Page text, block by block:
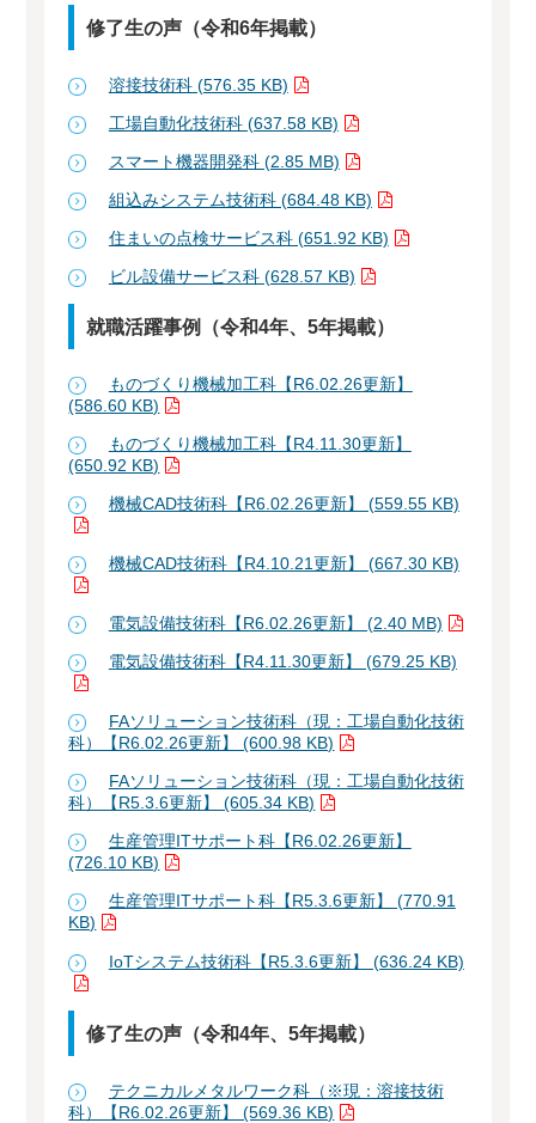
修了生の声（令和6年掲載）
溶接技術科 (576.35 KB)
工場自動化技術科 (637.58 KB)
スマート機器開発科 (2.85 MB)
組込みシステム技術科 (684.48 KB)
住まいの点検サービス科 (651.92 KB)
ビル設備サービス科 (628.57 KB)
就職活躍事例（令和4年、5年掲載）
ものづくり機械加工科【R6.02.26更新】
(586.60 KB)
ものづくり機械加工科【R4.11.30更新】
(650.92 KB)
機械CAD技術科【R6.02.26更新】 (559.55 KB)
機械CAD技術科【R4.10.21更新】 (667.30 KB)
電気設備技術科【R6.02.26更新】 (2.40 MB)
電気設備技術科【R4.11.30更新】 (679.25 KB)
FAソリューション技術科（現：工場自動化技術
科）【R6.02.26更新】 (600.98 KB)
FAソリューション技術科（現：工場自動化技術
科）【R5.3.6更新】 (605.34 KB)
生産管理ITサポート科【R6.02.26更新】
(726.10 KB)
生産管理ITサポート科【R5.3.6更新】 (770.91
KB)
IoTシステム技術科【R5.3.6更新】 (636.24 KB)
修了生の声（令和4年、5年掲載）
テクニカルメタルワーク科（※現：溶接技術
科）【R6.02.26更新】 (569.36 KB)